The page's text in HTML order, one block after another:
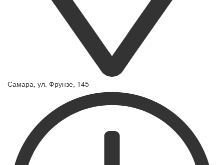
Самара, ул. Фрунзе, 145